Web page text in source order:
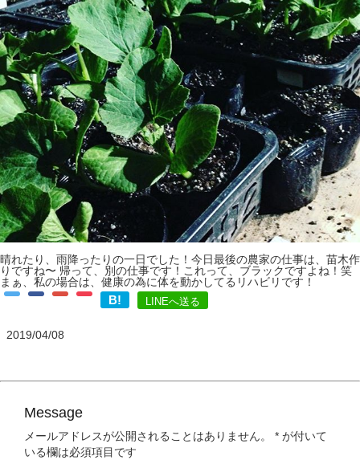
晴れたり、雨降ったりの一日でした！今日最後の農家の仕事は、苗木作
りですね〜 帰って、別の仕事です！これって、ブラックですよね！笑
まぁ、私の場合は、健康の為に体を動かしてるリハビリです！
B! LINEへ送る
2019/04/08
Message
メールアドレスが公開されることはありません。 * が付いて
いる欄は必須項目です